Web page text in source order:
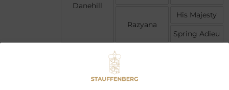
Danehill
Hasili
Razyana
His Majesty
Spring Adieu